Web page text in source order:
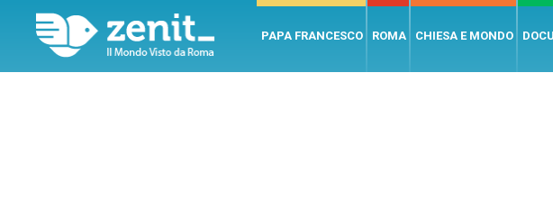
PAPA FRANCESCO ROMA CHIESA E MONDO